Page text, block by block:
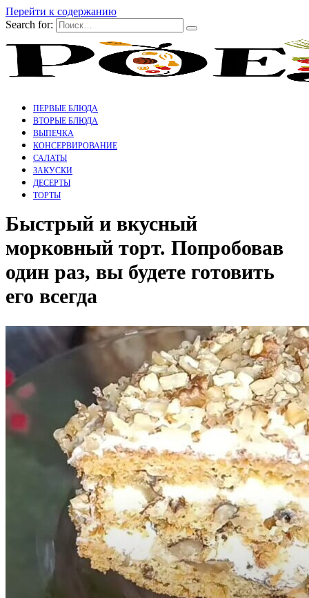
Перейти к содержанию
Search for:
ПЕРВЫЕ БЛЮДА
ВТОРЫЕ БЛЮДА
ВЫПЕЧКА
КОНСЕРВИРОВАНИЕ
САЛАТЫ
ЗАКУСКИ
ДЕСЕРТЫ
ТОРТЫ
Быстрый и вкусный
морковный торт. Попробовав
один раз, вы будете готовить
его всегда